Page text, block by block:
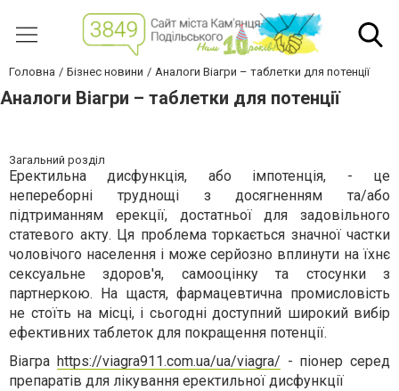
Головна Бізнес новини Аналоги Віагри – таблетки для потенції
Аналоги Віагри – таблетки для потенції
Загальний розділ
Еректильна дисфункція, або імпотенція, - це
непереборні труднощі з досягненням та/або
підтриманням ерекції, достатньої для задовільного
статевого акту. Ця проблема торкається значної частки
чоловічого населення і може серйозно вплинути на їхнє
сексуальне здоров'я, самооцінку та стосунки з
партнеркою. На щастя, фармацевтична промисловість
не стоїть на місці, і сьогодні доступний широкий вибір
ефективних таблеток для покращення потенції.
Віагра https://viagra911.com.ua/ua/viagra/ - піонер серед
препаратів для лікування еректильної дисфункції